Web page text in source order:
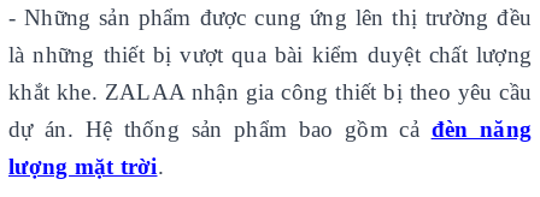
- Những sản phẩm được cung ứng lên thị trường đều
là những thiết bị vượt qua bài kiểm duyệt chất lượng
khắt khe. ZALAA nhận gia công thiết bị theo yêu cầu
dự án. Hệ thống sản phẩm bao gồm cả đèn năng
lượng mặt trời.